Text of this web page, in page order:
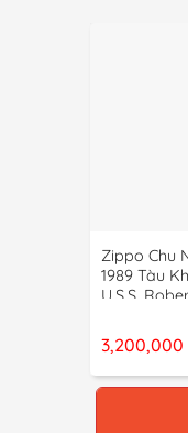
Zippo Chu
1989 Tàu
U.S.S.
3,200,000